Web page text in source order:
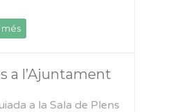
a l’Ajuntament
a la Sala de Plens